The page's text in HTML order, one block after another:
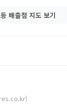
배출점 지도 보기